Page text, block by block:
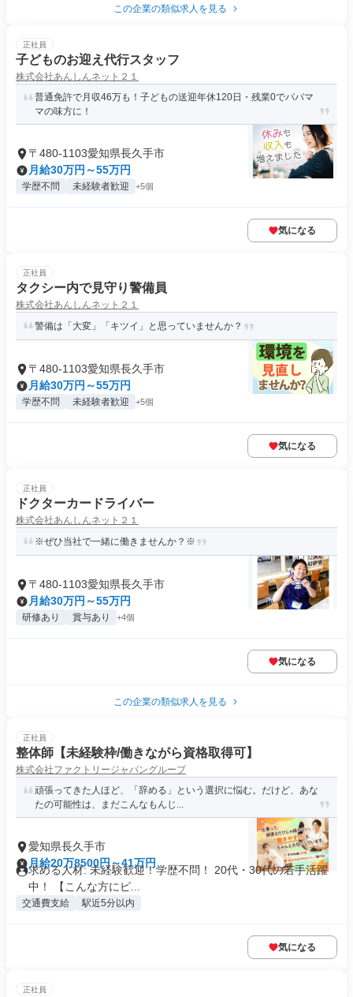
この企業の類似求人を見る
正社員
子どものお迎え代行スタッフ
株式会社あんしんネット２１
普通免許で月収46万も！子どもの送迎年休120日・残業0でパパマ
マの味方に！
〒480-1103愛知県長久手市
月給30万円～55万円
学歴不問 未経験者歓迎 +5個
気になる
正社員
タクシー内で見守り警備員
株式会社あんしんネット２１
警備は「大変」「キツイ」と思っていませんか？
〒480-1103愛知県長久手市
月給30万円～55万円
学歴不問 未経験者歓迎 +5個
気になる
正社員
ドクターカードライバー
株式会社あんしんネット２１
※ぜひ当社で一緒に働きませんか？※
〒480-1103愛知県長久手市
月給30万円～55万円
研修あり 賞与あり +4個
気になる
この企業の類似求人を見る
正社員
整体師【未経験枠/働きながら資格取得可】
株式会社ファクトリージャパングループ
頑張ってきた人ほど、「辞める」という選択に悩む。だけど、あな
たの可能性は、まだこんなもんじ...
愛知県長久手市
月給20万8500円～41万円
求める人材: 未経験歓迎！学歴不問！ 20代・30代の若手活躍
中！ 【こんな方にピ...
交通費支給 駅近5分以内
気になる
正社員